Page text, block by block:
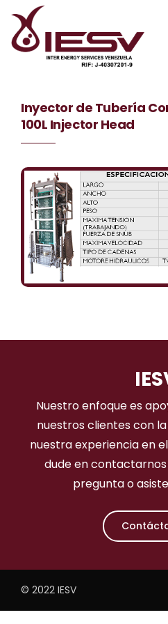
Nosotros
Catalogo Digital
Contáctanos
WebMail
Inyector de Tubería
100L Injector Head
Nuestro enfoque es
nuestros clientes con
nuestra experiencia en
dude en
pregunta o
© 2022 IESV